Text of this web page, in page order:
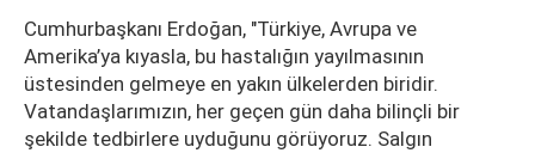
Cumhurbaşkanı Erdoğan, "Türkiye, Avrupa ve
Amerika’ya kıyasla, bu hastalığın yayılmasının
üstesinden gelmeye en yakın ülkelerden biridir.
Vatandaşlarımızın, her geçen gün daha bilinçli bir
şekilde tedbirlere uyduğunu görüyoruz. Salgın